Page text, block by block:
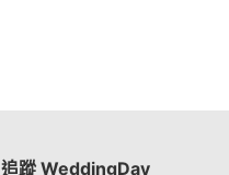
追蹤 WeddingDay